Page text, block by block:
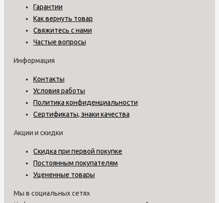
Гарантии
Как вернуть товар
Свяжитесь с нами
Частые вопросы
Информация
Контакты
Условия работы
Политика конфиденциальности
Сертификаты, знаки качества
Акции и скидки
Скидка при первой покупке
Постоянным покупателям
Уцененные товары
Мы в социальных сетях